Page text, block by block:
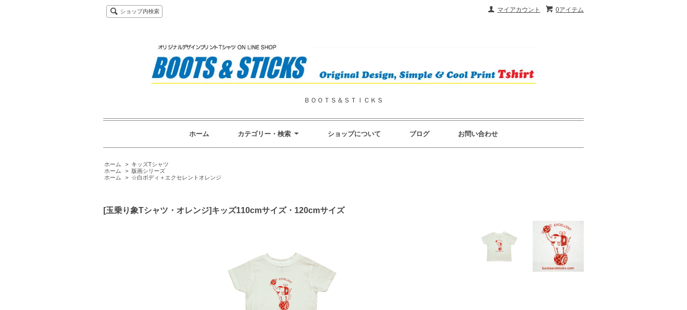
0アイテム
マイアカウント
ショップ内検索
ＢＯＯＴＳ＆ＳＴＩＣＫＳ
ホーム カテゴリー・検索 ショップについて ブログ お問い合わせ
ホーム > キッズTシャツ
ホーム
> 版画シリーズ
ホーム
> ☆白ボディ＋エクセレントオレンジ
[玉乗り象Tシャツ・オレンジ]キッズ110cmサイズ・120cmサイズ